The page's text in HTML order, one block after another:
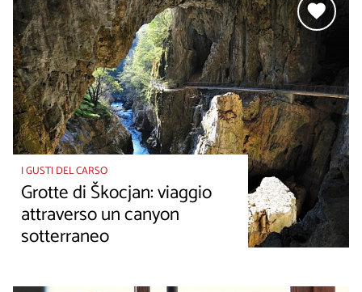
I GUSTI DEL CARSO
Grotte di Škocjan: viaggio
attraverso un canyon
sotterraneo